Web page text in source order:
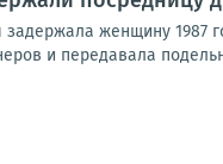
женщину 1987
и передавала